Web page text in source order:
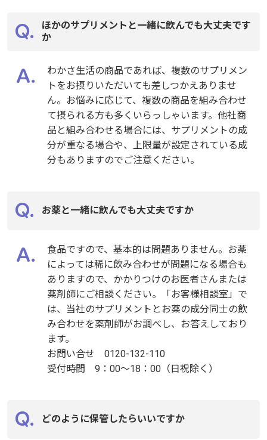
ほかのサプリメントと一緒に飲んでも大丈夫です
か
わかさ生活の商品であれば、複数のサプリメン
トをお摂りいただいても差しつかえありませ
ん。お悩みに応じて、複数の商品を組み合わせ
て摂られる方も多くいらっしゃいます。他社商
品と組み合わせる場合には、サプリメントの成
分が重なる場合や、上限量が設定されている成
分もありますのでご注意ください。
お薬と一緒に飲んでも大丈夫ですか
食品ですので、基本的は問題ありません。お薬
によっては稀に飲み合わせが問題になる場合も
ありますので、かかりつけのお医者さんまたは
薬剤師にご相談ください。「お客様相談室」で
は、当社のサプリメントとお薬の成分同士の飲
み合わせを薬剤師がお調べし、お答えしており
ます。
お問い合せ 0120-132-110
受付時間 9：00～18：00（日祝除く）
どのように保管したらいいですか